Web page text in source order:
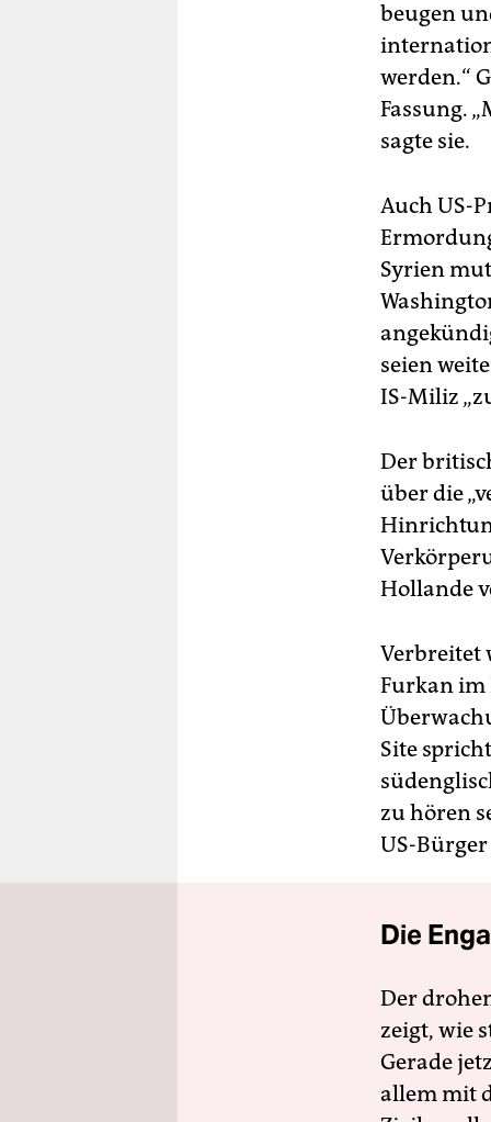
beugen
werden.“
Fassung.
sagte sie.
Auch US-
Syrien
seien
IS-Miliz
Der
über die
Hollande
Verbreitet
Furkan im
Site
zu hören
US-
Die
Der
zeigt, wie
Gerade
allem mit